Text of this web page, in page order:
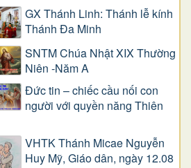
GX Thánh Linh: Thánh lễ kính
Thánh Đa Minh
SNTM Chúa Nhật XIX Thường
Niên -Năm A
Đức tin – chiếc cầu nối con
người với quyền năng Thiên
VHTK Thánh Micae Nguyễn
Huy Mỹ, Giáo dân, ngày 12.08